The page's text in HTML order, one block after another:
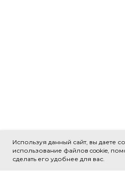
Используя данный сайт, вы даете
использование файлов cookie,
сделать его удобнее для вас.
Свяжитесь с нами!